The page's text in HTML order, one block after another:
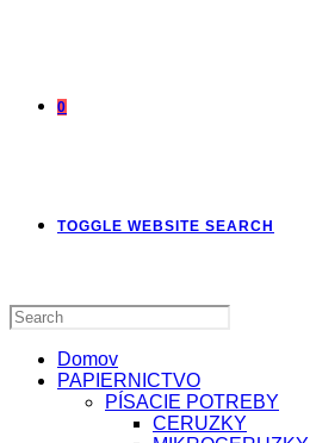
0
TOGGLE WEBSITE SEARCH
Domov
PAPIERNICTVO
PÍSACIE POTREBY
CERUZKY